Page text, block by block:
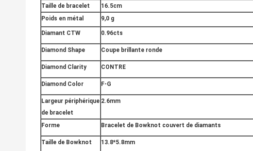
Taille de bracelet
16.5cm
Poids en métal
9,0 g
Diamant CTW 0.96cts
Diamond Shape Coupe brillante ronde
Diamond Clarity CONTRE
Diamond Color F-G
Largeur périphérique
de bracelet
2.6mm
Forme Bracelet de Bowknot couvert de diamants
Taille de Bowknot 13.8*5.8mm